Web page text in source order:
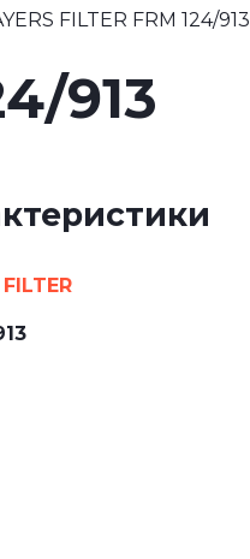
FILTER FRM 124/913
913
FILTER